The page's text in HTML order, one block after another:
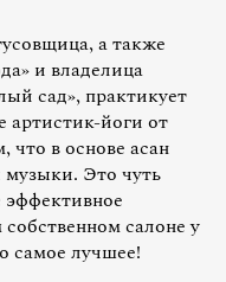
а также
и владелица
сад», практикует
артистик-йоги от
что в основе асан
Это чуть
эффективное
салоне у
самое лучшее!